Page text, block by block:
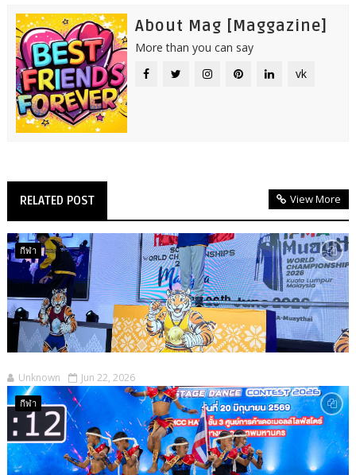
About Mag [Maggazine]
More than you can say
vk
RELATED POST View More
กีฬา
Unknown Jun 22, 2026
กีฬา